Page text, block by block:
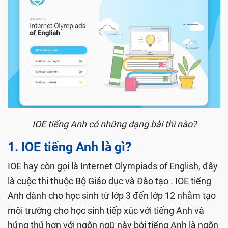
IOE tiếng Anh có những dạng bài thi nào?
1. IOE tiếng Anh là gì?
IOE hay còn gọi là Internet Olympiads of English, đây
là cuộc thi thuộc Bộ Giáo dục và Đào tạo . IOE tiếng
Anh dành cho học sinh từ lớp 3 đến lớp 12 nhằm tạo
môi trường cho học sinh tiếp xúc với tiếng Anh và
hứng thú hơn với ngôn ngữ này bởi tiếng Anh là ngôn